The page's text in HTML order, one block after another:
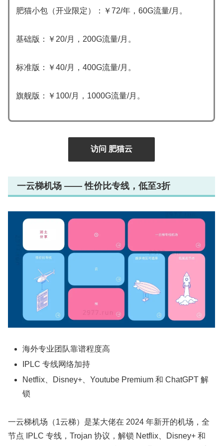
肥猫小包（开业限定）：￥72/年，60G流量/月。
基础版：￥20/月，200G流量/月。
标准版：￥40/月，400G流量/月。
旗舰版：￥100/月，1000G流量/月。
访问 肥猫云
一云梯机场 —— 性价比专线，低至3折
海外专业团队靠谱程度高
IPLC 专线网络加持
Netflix、Disney+、Youtube Premium 和 ChatGPT 解
锁
一云梯机场（1云梯）是某大佬在 2024 年新开的机场，全
节点 IPLC 专线，Trojan 协议，解锁 Netflix、Disney+ 和